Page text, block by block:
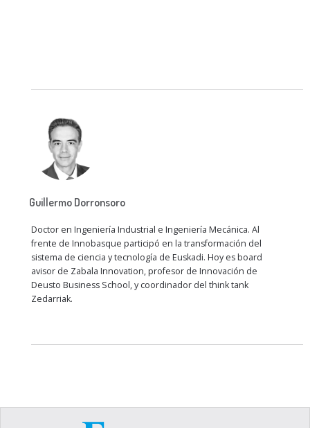
Guillermo Dorronsoro
Doctor en Ingeniería Industrial e Ingeniería Mecánica. Al
frente de Innobasque participó en la transformación del
sistema de ciencia y tecnología de Euskadi. Hoy es board
avisor de Zabala Innovation, profesor de Innovación de
Deusto Business School, y coordinador del think tank
Zedarriak.